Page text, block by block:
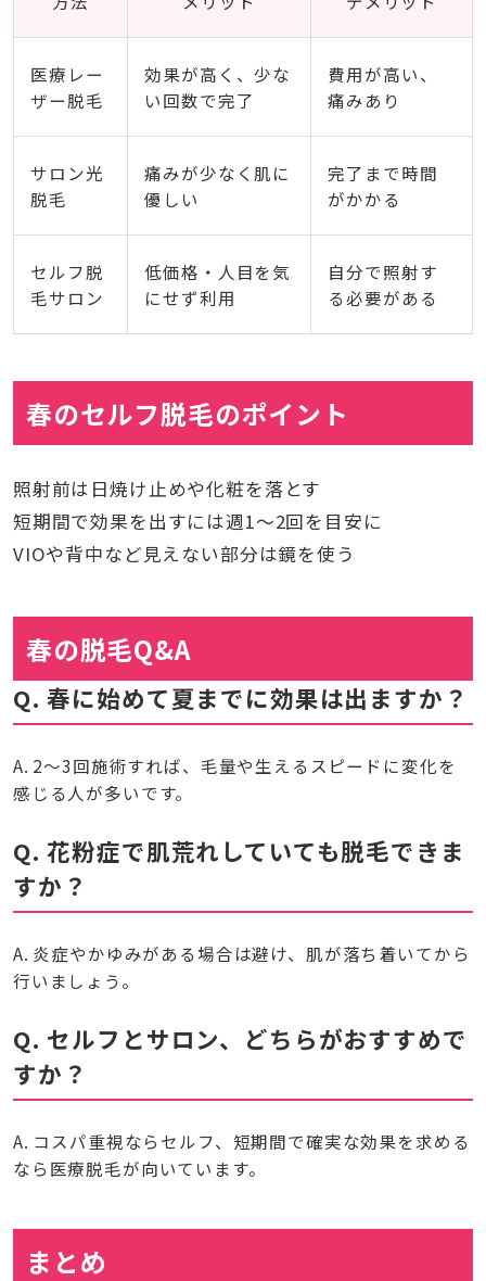
医療レー
ザー脱毛
効果が高く、少な
い回数で完了
費用が高い、
痛みあり
サロン光
脱毛
痛みが少なく肌に
優しい
完了まで時間
がかかる
セルフ脱
毛サロン
低価格・人目を気
にせず利用
自分で照射す
る必要がある
春のセルフ脱毛のポイント
照射前は日焼け止めや化粧を落とす
短期間で効果を出すには週1〜2回を目安に
VIOや背中など見えない部分は鏡を使う
春の脱毛Q&A
Q. 春に始めて夏までに効果は出ますか？
A. 2〜3回施術すれば、毛量や生えるスピードに変化を
感じる人が多いです。
Q. 花粉症で肌荒れしていても脱毛できま
すか？
A. 炎症やかゆみがある場合は避け、肌が落ち着いてから
行いましょう。
Q. セルフとサロン、どちらがおすすめで
すか？
A. コスパ重視ならセルフ、短期間で確実な効果を求める
なら医療脱毛が向いています。
まとめ